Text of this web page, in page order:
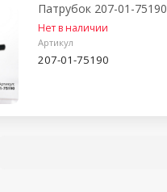
Патрубок 207-01-75190
Нет в наличии
Артикул
207-01-75190